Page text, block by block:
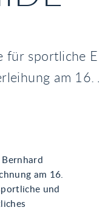
für sportliche
am 16.
Bernhard
am 16.
und